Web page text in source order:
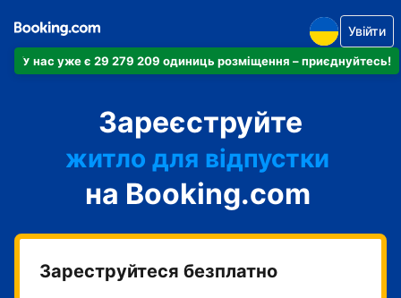
У нас уже є 29 279 209 одиниць розміщення – приєднуйтесь!
Увійти
Зареєструйте
готель
житло для відпустки
гостьовий будинок
готель типу "ліжко і
сніданок"
на Booking.com
Зареструйтеся безплатно